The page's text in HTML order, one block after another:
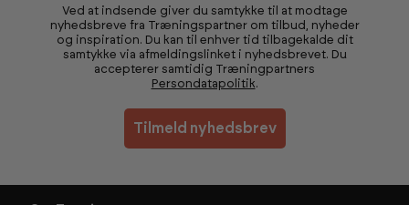
Ved at indsende giver du samtykke til at modtage
nyhedsbreve fra Træningspartner om tilbud, nyheder
og inspiration. Du kan til enhver tid tilbagekalde dit
samtykke via afmeldingslinket i nyhedsbrevet. Du
accepterer samtidig Træningpartners
Persondatapolitik.
Tilmeld nyhedsbrev